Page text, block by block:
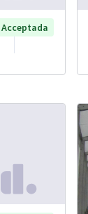
Acceptada